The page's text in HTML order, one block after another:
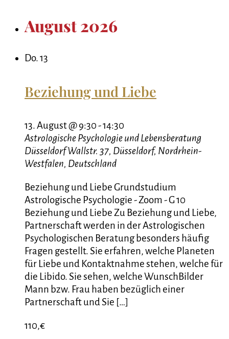
August 2026
Do.13
Beziehung und Liebe
13. August @ 9:30-14:30
Astrologische Psychologie und Lebensberatung
DüsseldorfWallstr. 37, Düsseldorf, Nordrhein-
Westfalen, Deutschland
Beziehung und Liebe Grundstudium
Astrologische Psychologie - Zoom - G 10
Beziehung und Liebe Zu Beziehung und Liebe,
Partnerschaft werden in der Astrologischen
Psychologischen Beratung besonders häufig
Fragen gestellt. Sie erfahren, welche Planeten
für Liebe und Kontaktnahme stehen, welche für
die Libido. Sie sehen, welche WunschBilder
Mann bzw. Frau haben bezüglich einer
Partnerschaft und Sie […]
110,€